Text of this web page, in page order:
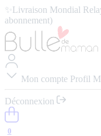
✨Livraison Mondial
abonnement)
⭐️ 4,9/5
Mon compte Profil
Déconnexion
0